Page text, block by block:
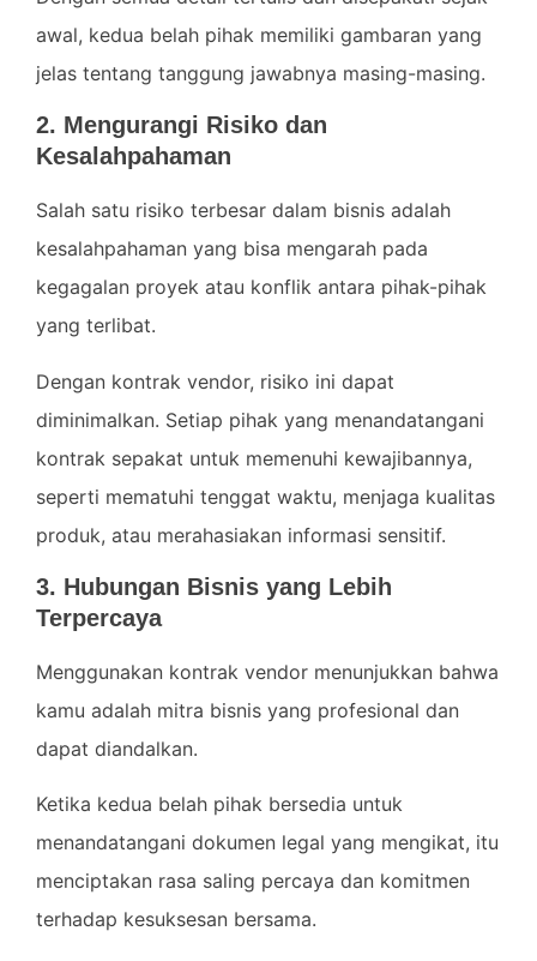
awal, kedua belah pihak memiliki gambaran yang
jelas tentang tanggung jawabnya masing-masing.
2. Mengurangi Risiko dan
Kesalahpahaman
Salah satu risiko terbesar dalam bisnis adalah
kesalahpahaman yang bisa mengarah pada
kegagalan proyek atau konflik antara pihak-pihak
yang terlibat.
Dengan kontrak vendor, risiko ini dapat
diminimalkan. Setiap pihak yang menandatangani
kontrak sepakat untuk memenuhi kewajibannya,
seperti mematuhi tenggat waktu, menjaga kualitas
produk, atau merahasiakan informasi sensitif.
3. Hubungan Bisnis yang Lebih
Terpercaya
Menggunakan kontrak vendor menunjukkan bahwa
kamu adalah mitra bisnis yang profesional dan
dapat diandalkan.
Ketika kedua belah pihak bersedia untuk
menandatangani dokumen legal yang mengikat, itu
menciptakan rasa saling percaya dan komitmen
terhadap kesuksesan bersama.